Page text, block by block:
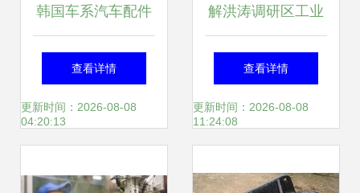
韩国车系汽车配件
品质与创新的典
范，尽在世界工厂
查看详情
更新时间：2026-08-08
04:20:13
解洪涛调研区工业
项目建设指挥部及
汽车内饰件产业发
查看详情
更新时间：2026-08-08
11:24:08